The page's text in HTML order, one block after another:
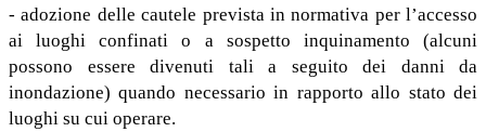
- adozione delle cautele prevista in normativa per l’accesso
ai luoghi confinati o a sospetto inquinamento (alcuni
possono essere divenuti tali a seguito dei danni da
inondazione) quando necessario in rapporto allo stato dei
luoghi su cui operare.